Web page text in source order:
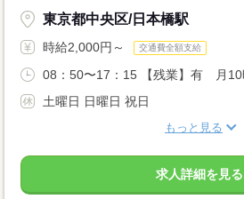
東京都中央区/日本橋駅
時給2,000円～ 交通費全額支給
08：50〜17：15 【残業】有 月10
土曜日 日曜日 祝日
もっと見る
求人詳細を見る